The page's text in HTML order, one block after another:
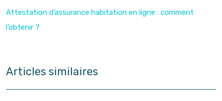
Attestation d’assurance habitation en ligne : comment
l’obtenir ?
Articles similaires